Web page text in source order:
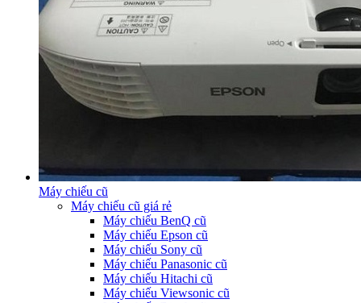
Máy chiếu cũ
Máy chiếu cũ giá rẻ
Máy chiếu BenQ cũ
Máy chiếu Epson cũ
Máy chiếu Sony cũ
Máy chiếu Panasonic cũ
Máy chiếu Hitachi cũ
Máy chiếu Viewsonic cũ